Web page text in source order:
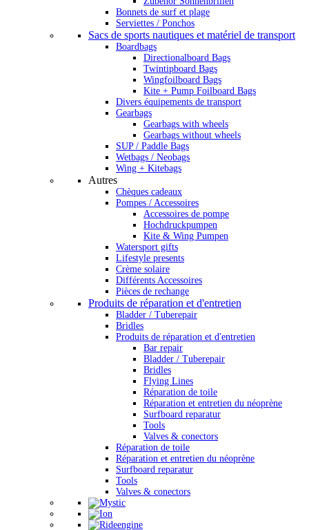
Bonnets de surf et plage
Serviettes / Ponchos
Sacs de sports nautiques et matériel de transport
Boardbags
Directionalboard Bags
Twintipboard Bags
Wingfoilboard Bags
Kite + Pump Foilboard Bags
Divers équipements de transport
Gearbags
Gearbags with wheels
Gearbags without wheels
SUP / Paddle Bags
Wetbags / Neobags
Wing + Kitebags
Autres
Chèques cadeaux
Pompes / Accessoires
Accessoires de pompe
Hochdruckpumpen
Kite & Wing Pumpen
Watersport gifts
Lifestyle presents
Crème solaire
Différents Accessoires
Pièces de rechange
Produits de réparation et d'entretien
Bladder / Tuberepair
Bridles
Produits de réparation et d'entretien
Bar repair
Bladder / Tuberepair
Bridles
Flying Lines
Réparation de toile
Réparation et entretien du néoprène
Surfboard reparatur
Tools
Valves & conectors
Réparation de toile
Réparation et entretien du néoprène
Surfboard reparatur
Tools
Valves & conectors